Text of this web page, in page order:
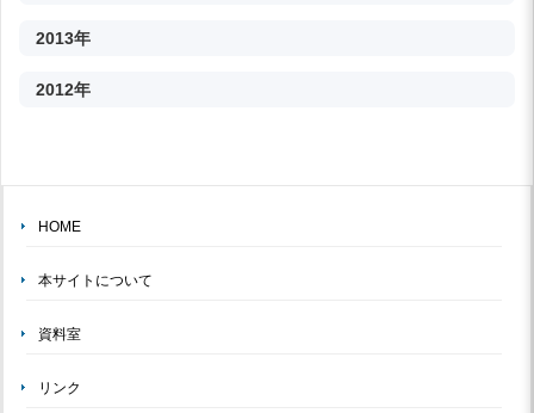
2013年
2012年
HOME
本サイトについて
資料室
リンク